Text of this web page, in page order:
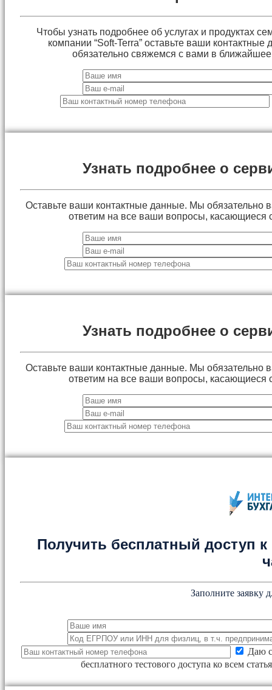
Чтобы узнать подробнее об услугах и продуктах
компании “Soft-Terra” оставьте ваши
обязательно свяжемся с вами в
Узнать подробнее о
Оставьте ваши контактные данные. Мы обязательно
ответим на все ваши вопросы, касающиеся
Узнать подробнее о
Оставьте ваши контактные данные. Мы обязательно
ответим на все ваши вопросы, касающиеся
Получить бесплатный доступ к
Заполните заявку
Даю
бесплатного тестового доступа ко всем